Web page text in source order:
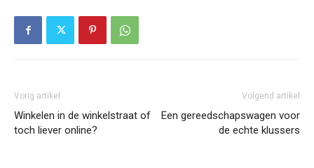
Vorig artikel
Winkelen in de winkelstraat of
toch liever online?
Volgend artikel
Een gereedschapswagen voor
de echte klussers